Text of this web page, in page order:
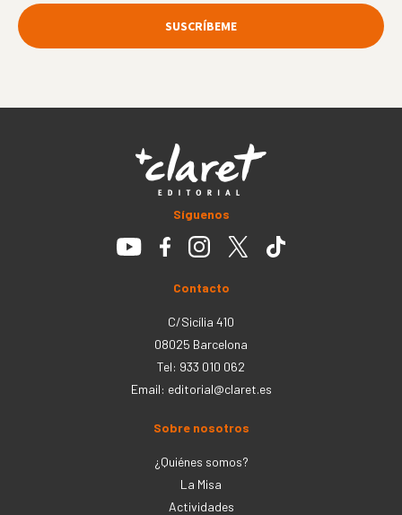
Síguenos
Contacto
C/Sicília 410
08025 Barcelona
Tel: 933 010 062
Email: editorial@claret.es
Sobre nosotros
¿Quiénes somos?
La Misa
Actividades